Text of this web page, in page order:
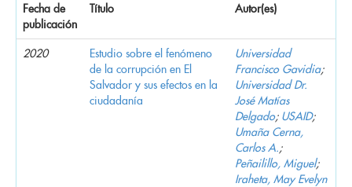
Fecha de
publicación
Título Autor(es)
2020
Estudio sobre el fenómeno
de la corrupción en El
Salvador y sus efectos en la
ciudadanía
Universidad
Francisco Gavidia;
Universidad Dr.
José Matías
Delgado; USAID;
Umaña Cerna,
Carlos A.;
Peñailillo, Miguel;
Iraheta, May Evelyn